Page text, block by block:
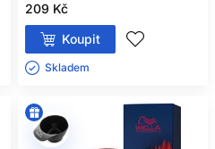
209 Kč
Koupit
Skladem ㅤ